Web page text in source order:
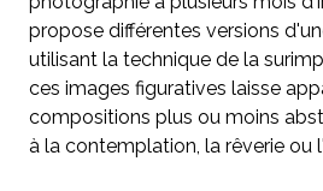
propose différentes versions
utilisant la technique de la
ces images figuratives laisse
compositions plus ou moins
à la contemplation, la rêverie ou